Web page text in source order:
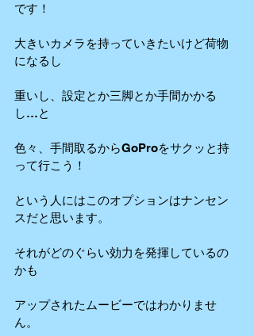
です！
大きいカメラを持っていきたいけど荷物
になるし
重いし、設定とか三脚とか手間かかる
し…と
色々、手間取るからGoProをサクッと持
って行こう！
という人にはこのオプションはナンセン
スだと思います。
それがどのぐらい効力を発揮しているの
かも
アップされたムービーではわかりませ
ん。